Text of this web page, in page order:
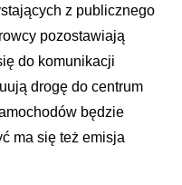
z publicznego
pozostawiają
do komunikacji
drogę do centrum
będzie
ma się też emisja